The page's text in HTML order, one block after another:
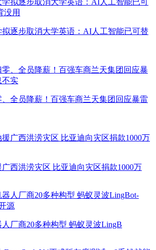
逐步取消大学英语：AI人工智能已可替
全员降薪！百强车商兰天集团回应暴雷
西洪涝灾区 比亚迪向灾区捐款1000万
厂商20多种构型 蚂蚁灵波LingB